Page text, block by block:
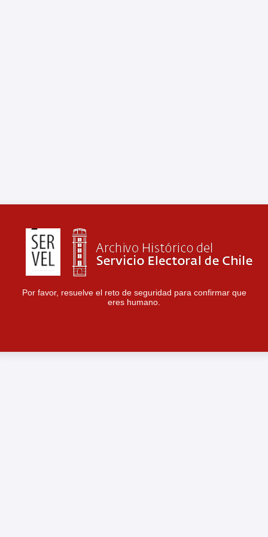
Por favor, resuelve el reto de seguridad para confirmar que
eres humano.